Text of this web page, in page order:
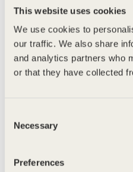
This website uses cookies
We use cookies to
our traffic. We also share
and analytics partners who
or that they have collected
Selection
Necessary
Preferences
375ml - 750ml